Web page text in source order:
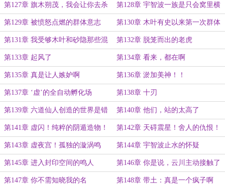
灭流转，轮回复始
第127章 旗木朔茂，我会让你去杀
死卡卡西
第128章 宇智波一族是只会窝里横
的胆小鬼
第129章 被愤怒点燃的群体意志 第130章 木叶有史以来第一次群体
性事件
第131章 我受够木叶和砂隐那些混
蛋了！
第132章 脱笼而出的老虎
第133章 起风了 第134章 看来，都在啊
第135章 真是让人嫉妒啊 第136章 淤加美神！！
第137章 ‘虚’的全自动孵化场 第138章 十刃
第139章 六道仙人创造的世界是错
误的
第140章 他们，站的太高了
第141章 虚闪！纯粹的阴遁造物！ 第142章 天碍震星！舍人的仇恨！
第143章 虚夜宫！孤独的漩涡鸣
人……
第144章 宇智波止水的怀疑
第145章 进入封印空间的鸣人 第146章 你是说，云川主动接触了
鸣人？
第147章 你不需知晓我的名 第148章 带土：真是一个疯子啊